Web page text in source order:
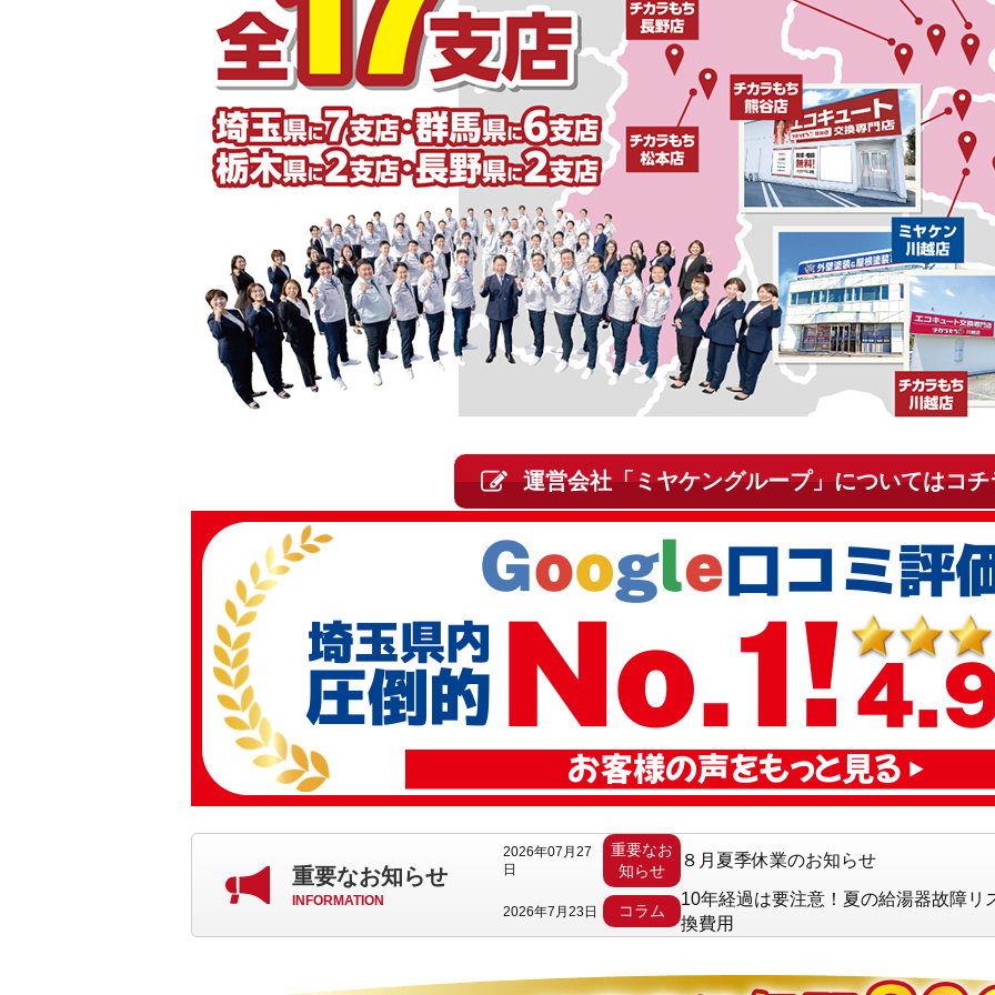
運営会社「ミヤケングループ」についてはコチ
重要なお知らせ
2026年07月27
日
重要なお
知らせ
８月夏季休業のお知らせ
2026年7月23日 コラム
10年経過は要注意！夏の給湯器故障リ
換費用